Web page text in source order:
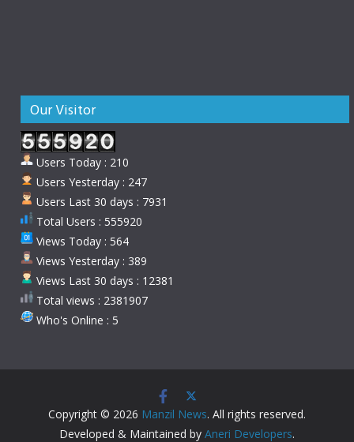
Our Visitor
Users Today : 210
Users Yesterday : 247
Users Last 30 days : 7931
Total Users : 555920
Views Today : 564
Views Yesterday : 389
Views Last 30 days : 12381
Total views : 2381907
Who's Online : 5
Copyright © 2026 Manzil News. All rights reserved.
Developed & Maintained by Aneri Developers.